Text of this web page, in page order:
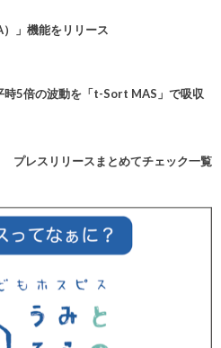
」機能をリリース
時5倍の波動を「t-Sort MAS」で吸収
プレスリリースまとめてチェック一覧